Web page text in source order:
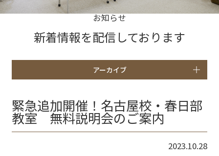
お知らせ
新着情報を配信しております
アーカイブ
緊急追加開催！名古屋校・春日部
教室 無料説明会のご案内
2023.10.28